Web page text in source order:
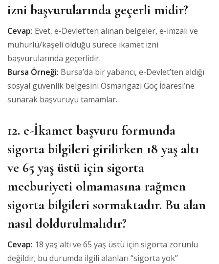
izni başvurularında geçerli midir?
Cevap: Evet, e-Devlet’ten alınan belgeler, e-imzalı ve
mühürlü/kaşeli olduğu sürece ikamet izni
başvurularında geçerlidir.
Bursa Örneği: Bursa’da bir yabancı, e-Devlet’ten aldığı
sosyal güvenlik belgesini Osmangazi Göç İdaresi’ne
sunarak başvuruyu tamamlar.
12. e-İkamet başvuru formunda
sigorta bilgileri girilirken 18 yaş altı
ve 65 yaş üstü için sigorta
mecburiyeti olmamasına rağmen
sigorta bilgileri sormaktadır. Bu alan
nasıl doldurulmalıdır?
Cevap: 18 yaş altı ve 65 yaş üstü için sigorta zorunlu
değildir; bu durumda ilgili alanları “sigorta yok”